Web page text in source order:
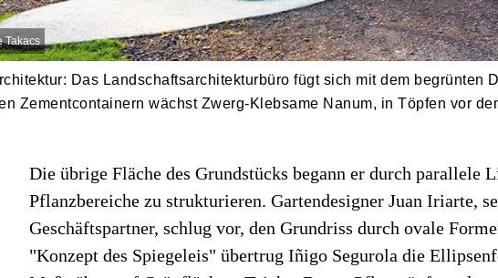
Takacs
Das Landschaftsarchitekturbüro fügt sich mit dem begrünten
Zementcontainern wächst Zwerg-Klebsame Nanum, in Töpfen vor
Die übrige Fläche des Grundstücks begann er durch parallele
Pflanzbereiche zu strukturieren. Gartendesigner Juan Iriarte,
Geschäftspartner, schlug vor, den Grundriss durch ovale
"Konzept des Spiegeleis" übertrug Iñigo Segurola die